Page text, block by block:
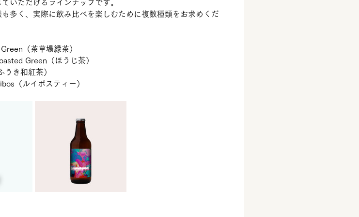
いただけるラインナップです。
多く、実際に飲み比べを楽しむために複数種類をお求めくだ
（茶草場緑茶）
Green（ほうじ茶）
うき和紅茶）
（ルイボスティー）